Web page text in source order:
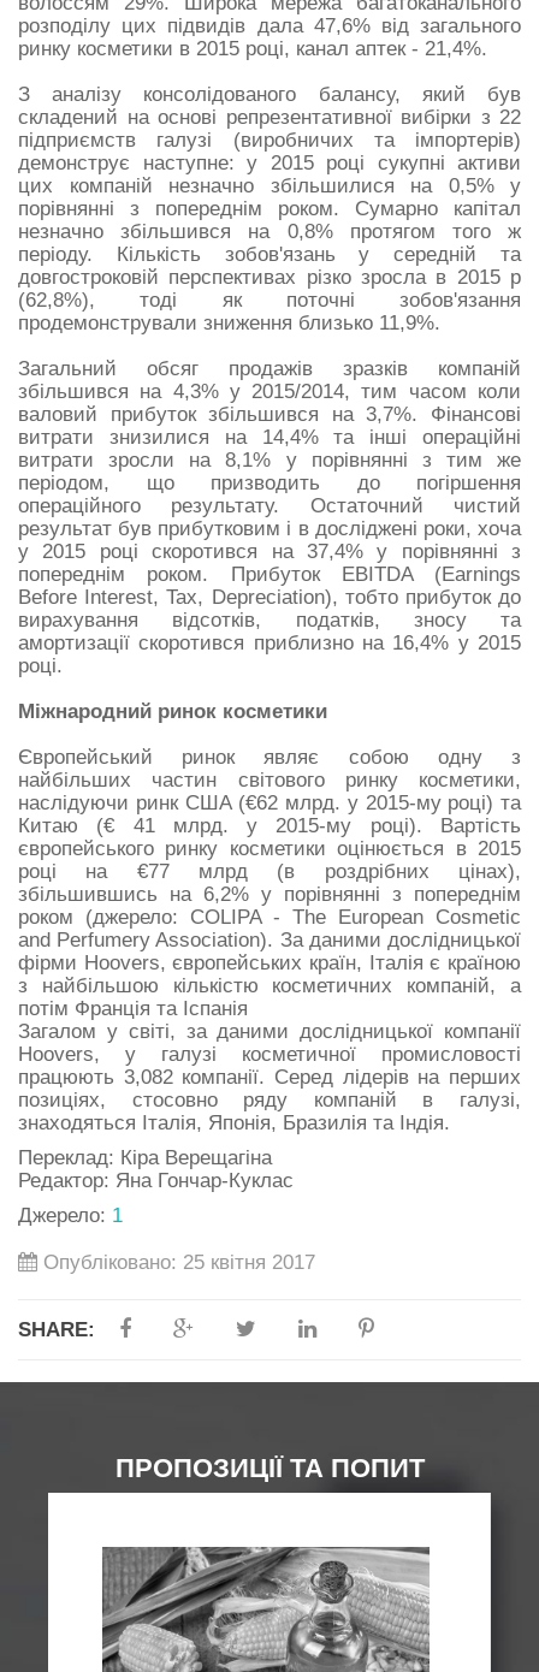
розподілу цих підвидів дала 47,6% від загального
ринку косметики в 2015 році, канал аптек - 21,4%.
З аналізу консолідованого балансу, який був
складений на основі репрезентативної вибірки з 22
підприємств галузі (виробничих та імпортерів)
демонструє наступне: у 2015 році сукупні активи
цих компаній незначно збільшилися на 0,5% у
порівнянні з попереднім роком. Сумарно капітал
незначно збільшився на 0,8% протягом того ж
періоду. Кількість зобов'язань у середній та
довгостроковій перспективах різко зросла в 2015 р
(62,8%), тоді як поточні зобов'язання
продемонстрували зниження близько 11,9%.
Загальний обсяг продажів зразків компаній
збільшився на 4,3% у 2015/2014, тим часом коли
валовий прибуток збільшився на 3,7%. Фінансові
витрати знизилися на 14,4% та інші операційні
витрати зросли на 8,1% у порівнянні з тим же
періодом, що призводить до погіршення
операційного результату. Остаточний чистий
результат був прибутковим і в досліджені роки, хоча
у 2015 році скоротився на 37,4% у порівнянні з
попереднім роком. Прибуток EBITDA (Earnings
Before Interest, Tax, Depreciation), тобто прибуток до
вирахування відсотків, податків, зносу та
амортизації скоротився приблизно на 16,4% у 2015
році.
Міжнародний ринок косметики
Європейський ринок являє собою одну з
найбільших частин світового ринку косметики,
наслідуючи ринк США (€62 млрд. у 2015-му році) та
Китаю (€ 41 млрд. у 2015-му році). Вартість
європейського ринку косметики оцінюється в 2015
році на €77 млрд (в роздрібних цінах),
збільшившись на 6,2% у порівнянні з попереднім
роком (джерело: COLIPA - The European Cosmetic
and Perfumery Association). За даними дослідницької
фірми Hoovers, європейських країн, Італія є країною
з найбільшою кількістю косметичних компаній, а
потім Франція та Іспанія
Загалом у світі, за даними дослідницької компанії
Hoovers, у галузі косметичної промисловості
працюють 3,082 компанії. Серед лідерів на перших
позиціях, стосовно ряду компаній в галузі,
знаходяться Італія, Японія, Бразилія та Індія.
Переклад: Кіра Верещагіна
Редактор: Яна Гончар-Куклас
Джерело: 1
Опубліковано: 25 квітня 2017
SHARE:
ПРОПОЗИЦІЇ ТА ПОПИТ